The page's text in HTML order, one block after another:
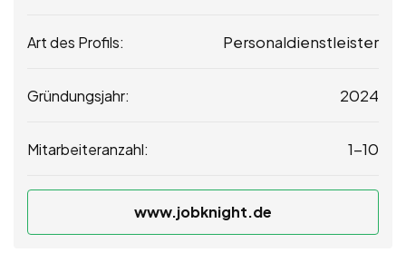
Art des Profils: Personaldienstleister
Gründungsjahr: 2024
Mitarbeiteranzahl: 1-10
www.jobknight.de